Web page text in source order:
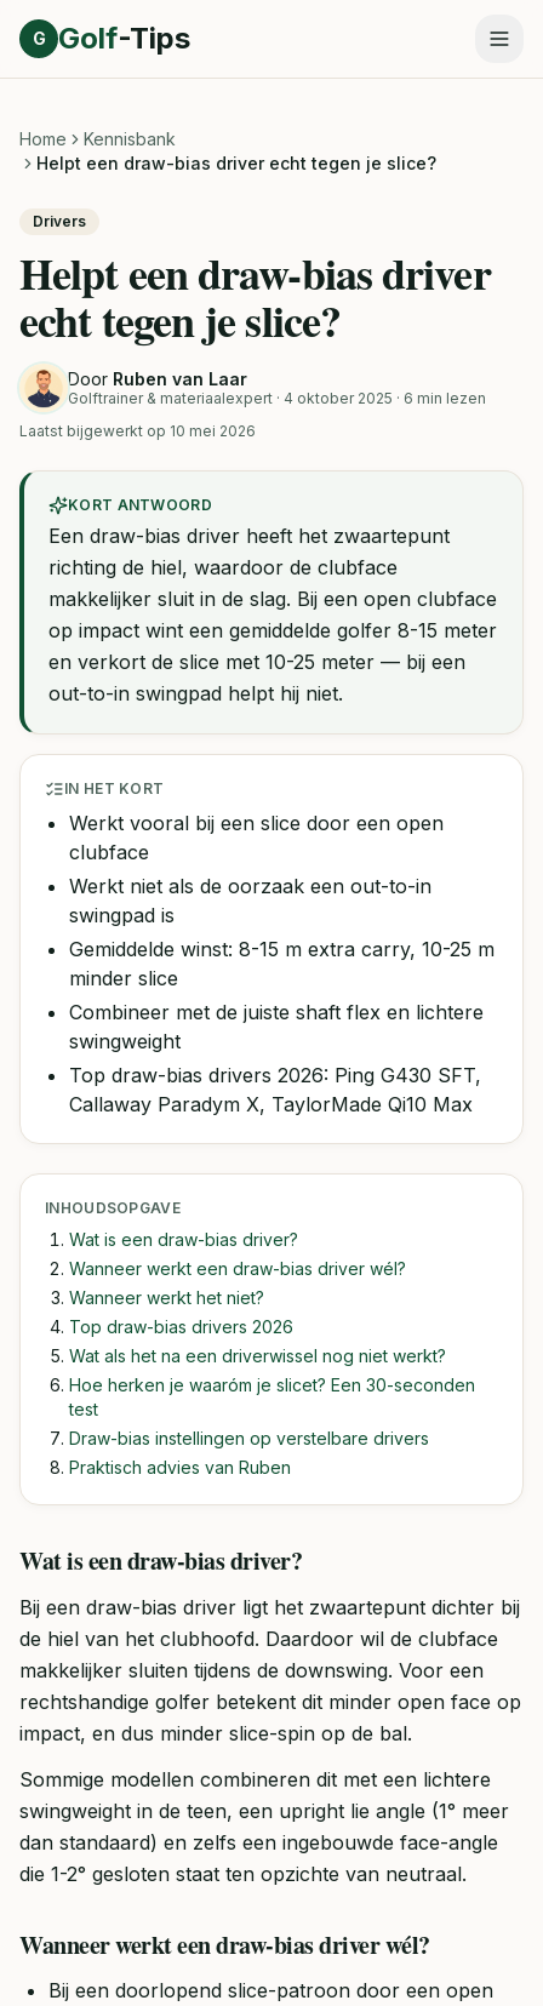
Direct naar inhoud
G Golf-Tips
Home
Kennisbank
Helpt een draw-bias driver echt tegen je slice?
Drivers
Helpt een draw-bias driver
echt tegen je slice?
Door Ruben van Laar
Golftrainer & materiaalexpert · 4 oktober 2025 · 6 min lezen
Laatst bijgewerkt op 10 mei 2026
KORT ANTWOORD
Een draw-bias driver heeft het zwaartepunt
richting de hiel, waardoor de clubface
makkelijker sluit in de slag. Bij een open clubface
op impact wint een gemiddelde golfer 8-15 meter
en verkort de slice met 10-25 meter — bij een
out-to-in swingpad helpt hij niet.
IN HET KORT
Werkt vooral bij een slice door een open
clubface
Werkt niet als de oorzaak een out-to-in
swingpad is
Gemiddelde winst: 8-15 m extra carry, 10-25 m
minder slice
Combineer met de juiste shaft flex en lichtere
swingweight
Top draw-bias drivers 2026: Ping G430 SFT,
Callaway Paradym X, TaylorMade Qi10 Max
INHOUDSOPGAVE
Wat is een draw-bias driver?
Wanneer werkt een draw-bias driver wél?
Wanneer werkt het niet?
Top draw-bias drivers 2026
Wat als het na een driverwissel nog niet werkt?
Hoe herken je waaróm je slicet? Een 30-seconden
test
Draw-bias instellingen op verstelbare drivers
Praktisch advies van Ruben
Wat is een draw-bias driver?
Bij een draw-bias driver ligt het zwaartepunt dichter bij
de hiel van het clubhoofd. Daardoor wil de clubface
makkelijker sluiten tijdens de downswing. Voor een
rechtshandige golfer betekent dit minder open face op
impact, en dus minder slice-spin op de bal.
Sommige modellen combineren dit met een lichtere
swingweight in de teen, een upright lie angle (1° meer
dan standaard) en zelfs een ingebouwde face-angle
die 1-2° gesloten staat ten opzichte van neutraal.
Wanneer werkt een draw-bias driver wél?
Bij een doorlopend slice-patroon door een open